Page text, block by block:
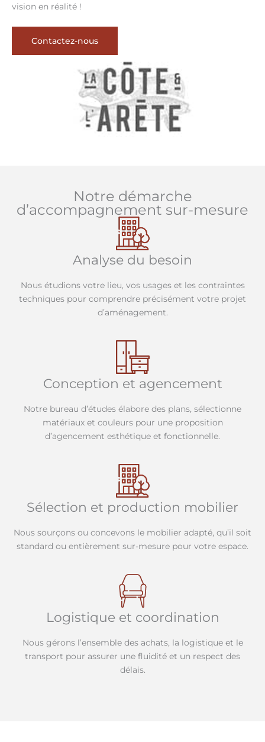
vision en réalité !
Contactez-nous
Notre démarche
d’accompagnement sur-mesure
Analyse du besoin
Nous étudions votre lieu, vos usages et les contraintes
techniques pour comprendre précisément votre projet
d’aménagement.
Conception et agencement
Notre bureau d’études élabore des plans, sélectionne
matériaux et couleurs pour une proposition
d’agencement esthétique et fonctionnelle.
Sélection et production mobilier
Nous sourçons ou concevons le mobilier adapté, qu’il soit
standard ou entièrement sur-mesure pour votre espace.
Logistique et coordination
Nous gérons l’ensemble des achats, la logistique et le
transport pour assurer une fluidité et un respect des
délais.